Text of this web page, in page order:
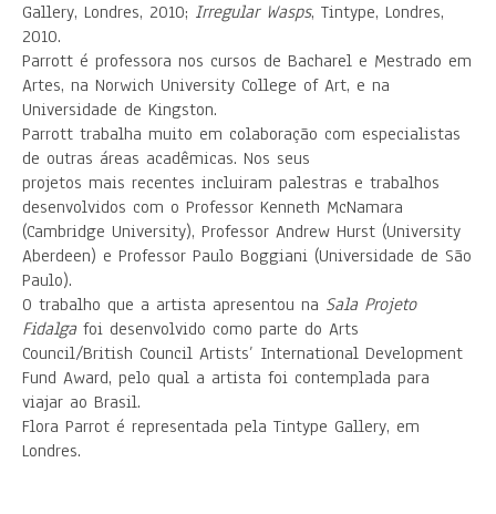
Gallery, Londres, 2010; Irregular Wasps, Tintype, Londres,
2010.
Parrott é professora nos cursos de Bacharel e Mestrado em
Artes, na Norwich University College of Art, e na
Universidade de Kingston.
Parrott trabalha muito em colaboração com especialistas
de outras áreas acadêmicas. Nos seus
projetos mais recentes incluiram palestras e trabalhos
desenvolvidos com o Professor Kenneth McNamara
(Cambridge University), Professor Andrew Hurst (University
Aberdeen) e Professor Paulo Boggiani (Universidade de São
Paulo).
O trabalho que a artista apresentou na Sala Projeto
Fidalga foi desenvolvido como parte do Arts
Council/British Council Artists’ International Development
Fund Award, pelo qual a artista foi contemplada para
viajar ao Brasil.
Flora Parrot é representada pela Tintype Gallery, em
Londres.